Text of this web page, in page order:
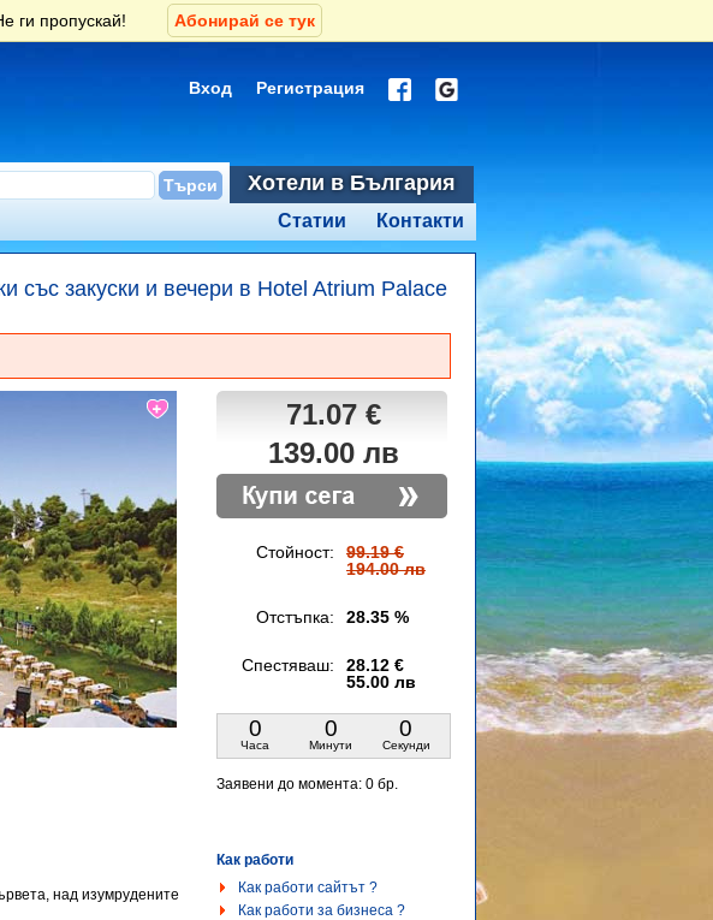
ги пропускай! Абонирай се тук
Вход Регистрация
Хотели в България
Контакти
Статии
закуски и вечери в Hotel Atrium Palace
71.07 €
139.00 лв
Стойност:
99.19 €
194.00 лв
Отстъпка: 28.35 %
Спестяваш:
28.12 €
55.00 лв
0
Часа
0
Минути
0
Секунди
Заявени до момента: 0 бр.
над изумрудените
Как работи
Как работи сайтът ?
Как работи за бизнеса ?